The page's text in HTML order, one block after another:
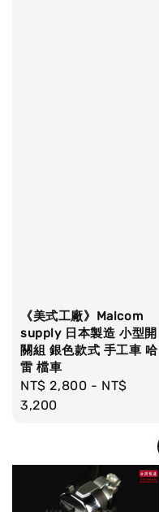
《美式工廠》Malcom
supply 日本製造 小型開
關組 銀色款式 手工車 哈
雷 檔車
Regular
price
NT$ 2,800 - NT$
3,200